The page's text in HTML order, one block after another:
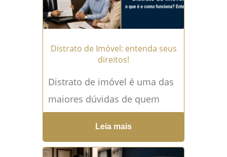
Distrato de Imóvel: entenda seus
direitos!
Distrato de imóvel é uma das
maiores dúvidas de quem
comprou uma casa,
apartamento, lote ou unidade
na planta e, por algum
Leia mais